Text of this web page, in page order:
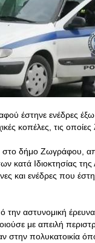
έστηνε ενέδρες
κοπέλες, τις οποίες
δήμο Ζωγράφου,
κατά Ιδιοκτησίας της
και ενέδρες που
αστυνομική
με απειλή
στην πολυκατοικία